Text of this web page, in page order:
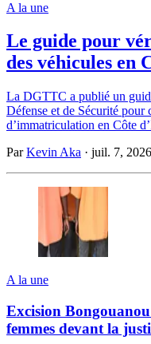
A la une
Le guide pour
des véhicules en
La DGTTC a publié un
Défense et de Sécurité pour
d’immatriculation en Côte
ParKevin Aka · juil. 7, 2026
A la une
Excision
femmes devant la